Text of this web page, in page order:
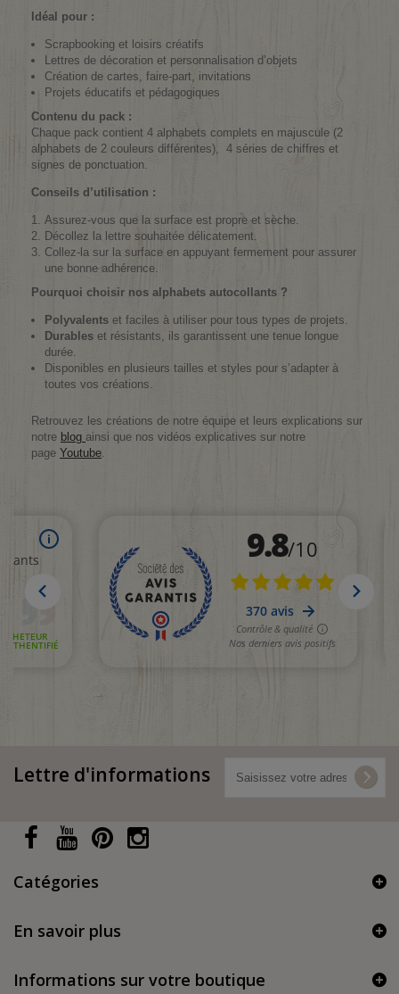
Idéal pour :
Scrapbooking et loisirs créatifs
Lettres de décoration et personnalisation d’objets
Création de cartes, faire-part, invitations
Projets éducatifs et pédagogiques
Contenu du pack :
Chaque pack contient 4 alphabets complets en majuscule (2
alphabets de 2 couleurs différentes), 4 séries de chiffres et
signes de ponctuation.
Conseils d’utilisation :
Assurez-vous que la surface est propre et sèche.
Décollez la lettre souhaitée délicatement.
Collez-la sur la surface en appuyant fermement pour assurer
une bonne adhérence.
Pourquoi choisir nos alphabets autocollants ?
Polyvalents et faciles à utiliser pour tous types de projets.
Durables et résistants, ils garantissent une tenue longue
durée.
Disponibles en plusieurs tailles et styles pour s’adapter à
toutes vos créations.
Retrouvez les créations de notre équipe et leurs explications sur
notre blog ainsi que nos vidéos explicatives sur notre
page Youtube.
Lettre d'informations
Catégories
En savoir plus
Informations sur votre boutique